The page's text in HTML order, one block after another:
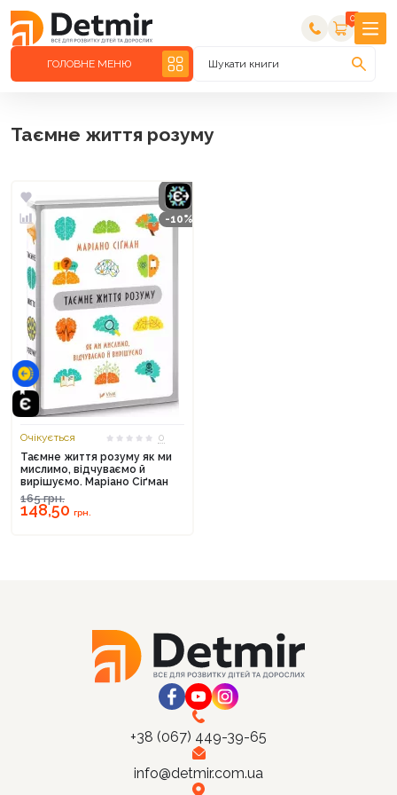
0
ГОЛОВНЕ МЕНЮ Шукати книги
Таємне життя розуму
-10%
Очікується
0
Таємне життя розуму як ми
мислимо, відчуваємо й
вирішуємо. Маріано Сіґман
165грн.
148,50 грн.
+38 (067) 449-39-65
info@detmir.com.ua